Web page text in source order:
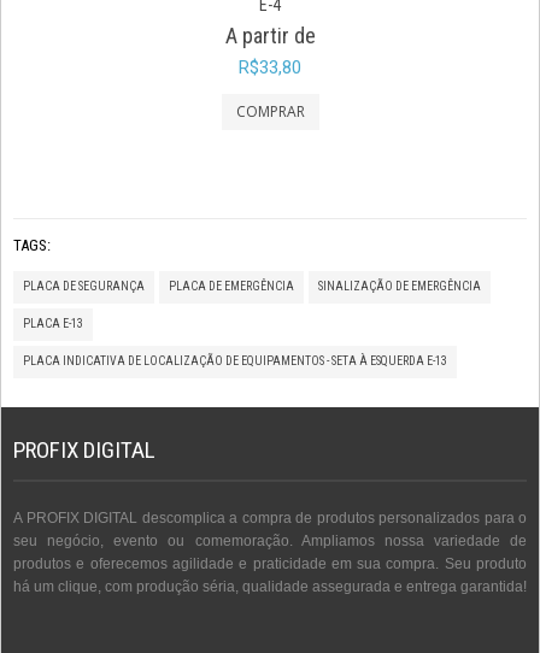
E-4
A partir de
R$33,80
TAGS:
PLACA DE SEGURANÇA PLACA DE EMERGÊNCIA SINALIZAÇÃO DE EMERGÊNCIA
PLACA E-13
PLACA INDICATIVA DE LOCALIZAÇÃO DE EQUIPAMENTOS - SETA À ESQUERDA E-13
PROFIX DIGITAL
A PROFIX DIGITAL descomplica a compra de produtos personalizados para o
seu negócio, evento ou comemoração. Ampliamos nossa variedade de
produtos e oferecemos agilidade e praticidade em sua compra. Seu produto
há um clique, com produção séria, qualidade assegurada e entrega garantida!